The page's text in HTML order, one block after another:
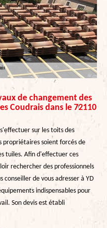
de changement des
Coudrais dans le 72110
sur les toits des
propriétaires soient forcés de
tuiles. Afin d'effectuer ces
rechercher des professionnels
conseiller de vous adresser à YD
indispensables pour
Son devis est établi